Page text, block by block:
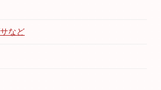
など